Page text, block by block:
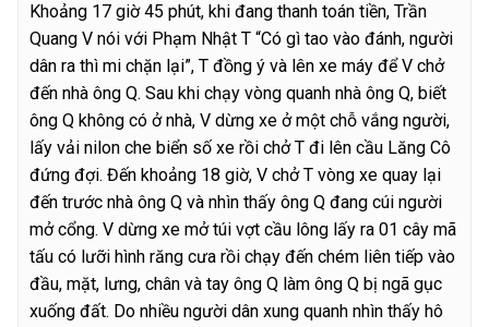
Khoảng 17 giờ 45 phút, khi đang thanh toán tiền, Trần
Quang V nói với Phạm Nhật T “Có gì tao vào đánh, người
dân ra thì mi chặn lại”, T đồng ý và lên xe máy để V chở
đến nhà ông Q. Sau khi chạy vòng quanh nhà ông Q, biết
ông Q không có ở nhà, V dừng xe ở một chỗ vắng người,
lấy vải nilon che biển số xe rồi chở T đi lên cầu Lăng Cô
đứng đợi. Đến khoảng 18 giờ, V chở T vòng xe quay lại
đến trước nhà ông Q và nhìn thấy ông Q đang cúi người
mở cổng. V dừng xe mở túi vợt cầu lông lấy ra 01 cây mã
tấu có lưỡi hình răng cưa rồi chạy đến chém liên tiếp vào
đầu, mặt, lưng, chân và tay ông Q làm ông Q bị ngã gục
xuống đất. Do nhiều người dân xung quanh nhìn thấy hô